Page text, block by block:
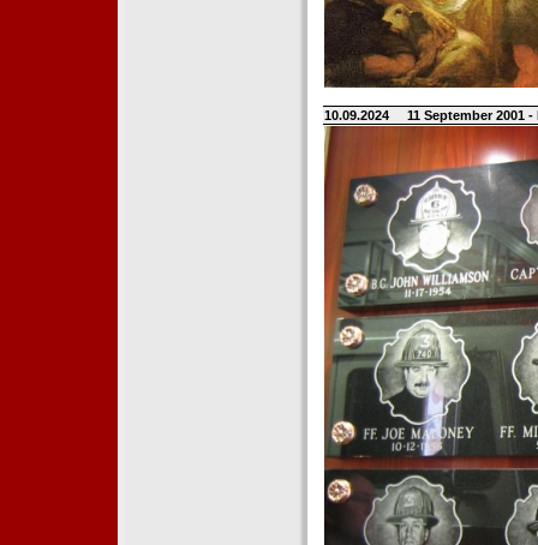
10.09.2024 11 September 2001